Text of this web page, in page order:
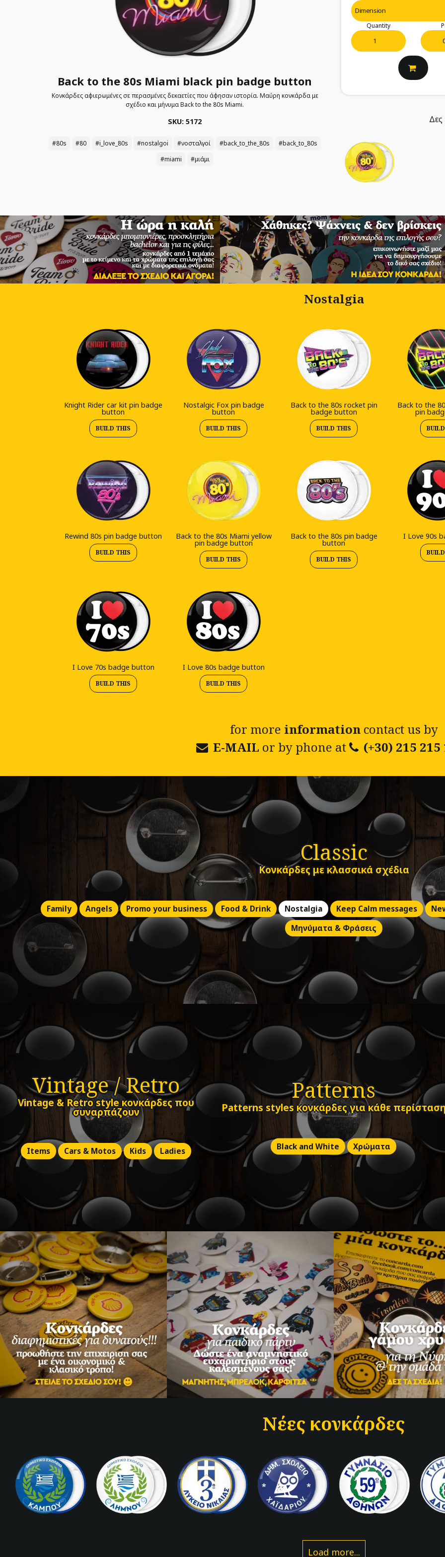
Back to the 80s Miami black pin badge button
Κονκάρδες αφιερωμένες σε περασμένες δεκαετίες που άφησαν ιστορία. Μαύρη κονκάρδα με
σχέδιο και μήνυμα Back to the 80s Miami.
SKU: 5172
#80s #80 #i_love_80s #nostalgoi #νοσταλγοί #back_to_the_80s
#back_to_80s
#miami
#μιάμι
Quantity
Δες
Nostalgia
Κnight Rider car kit pin badge
button
BUILD THIS
Nostalgic Fox pin badge
button
BUILD THIS
Back to the 80s rocket pin
badge button
BUILD THIS
Back to the
pin
Rewind 80s pin badge button
BUILD THIS
Back to the 80s Miami yellow
pin badge button
BUILD THIS
Back to the 80s pin badge
button
BUILD THIS
I Love 90s
I Love 70s badge button
BUILD THIS
I Love 80s badge button
BUILD THIS
for more informationcontact us by
E-MAIL or by phone at (+30) 215 215
Classic
Κονκάρδες με κλασσικά σχέδια
Family Angels Promo your business Food & Drink Nostalgia Keep Calm messages
Μηνύματα & Φράσεις
Vintage / Retro
Vintage & Retro style κονκάρδες που
συναρπάζουν
Items Cars & Motos Kids Ladies
Patterns
Patterns styles κονκάρδες για κάθε
Black and White Χρώματα
Νέες κονκάρδες
Load more...